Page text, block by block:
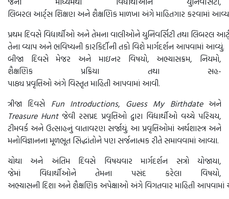
લિબરલ આર્ટ્સ શિક્ષણ અને શૈક્ષણિક માળખા અંગે માહિતગાર કરવામાં
પ્રથમ દિવસે વિદ્યાર્થીઓ અને તેમના વાલીઓને યુનિવર્સિટી તથા લિબરલ
તેના વ્યાપ અને ભવિષ્યની કારકિર્દીની તકો વિશે માર્ગદર્શન આપવામાં આવ્યું.
બીજા દિવસે મેજર અને માઇનર વિષયો, અભ્યાસક્રમ, નિયમો,
શૈક્ષણિક પ્રક્રિયા તથા સહ-
પાઠ્ય પ્રવૃત્તિઓ અંગે વિસ્તૃત માહિતી આપવામાં આવી.
ત્રીજા દિવસે Fun Introductions, Guess My Birthdate અને
Treasure Hunt જેવી રસપ્રદ પ્રવૃત્તિઓ દ્વારા વિદ્યાર્થીઓ વચ્ચે પરિચય,
ટીમવર્ક અને ઉત્સાહનું વાતાવરણ સર્જાયું. આ પ્રવૃત્તિઓમાં અર્થશાસ્ત્ર અને
મનોવિજ્ઞાનના મૂળભૂત સિદ્ધાંતોને પણ સર્જનાત્મક રીતે સમાવવામાં આવ્યા.
ચોથા અને અંતિમ દિવસે વિષયવાર માર્ગદર્શન સત્રો યોજાયા,
જેમાં વિદ્યાર્થીઓને તેમના પસંદ કરેલા વિષયો,
અભ્યાસની દિશા અને શૈક્ષણિક અપેક્ષાઓ અંગે વિગતવાર માહિતી